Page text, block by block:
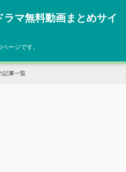
マ無料動画まとめサイ
ージです。
記事一覧